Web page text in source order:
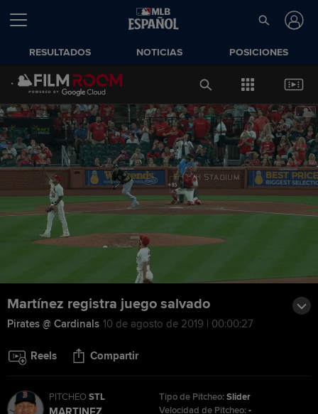
RESULTADOS NOTICIAS POSICIONES
Martínez registra juego salvado
Pirates @ Cardinals 10 de agosto de 2019 | 00:00:27
Reels Compartir
PITCHEO STL Tipo de Pitcheo:Slider
Velocidad de Pitcheo:-